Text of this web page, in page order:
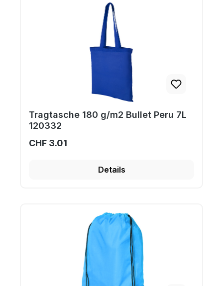
Tragtasche 180 g/m2 Bullet Peru 7L
120332
CHF 3.01
Details